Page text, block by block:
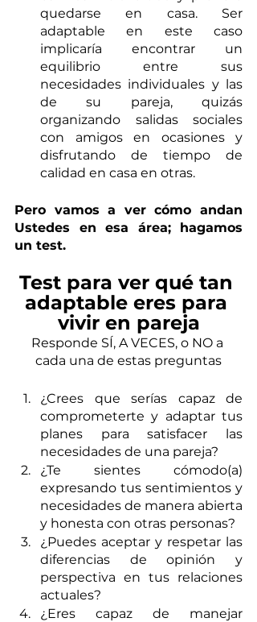
quedarse en casa. Ser
adaptable en este caso
implicaría encontrar un
equilibrio entre sus
necesidades individuales y las
de su pareja, quizás
organizando salidas sociales
con amigos en ocasiones y
disfrutando de tiempo de
calidad en casa en otras.
Pero vamos a ver cómo andan
Ustedes en esa área; hagamos
un test.
Test para ver qué tan
adaptable eres para
vivir en pareja
Responde SÍ, A VECES, o NO a
cada una de estas preguntas
¿Crees que serías capaz de
comprometerte y adaptar tus
planes para satisfacer las
necesidades de una pareja?
¿Te sientes cómodo(a)
expresando tus sentimientos y
necesidades de manera abierta
y honesta con otras personas?
¿Puedes aceptar y respetar las
diferencias de opinión y
perspectiva en tus relaciones
actuales?
¿Eres capaz de manejar